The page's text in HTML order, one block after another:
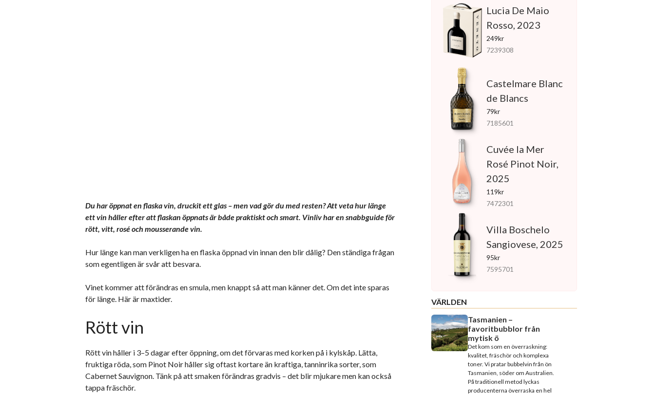
Du har öppnat en flaska vin, druckit ett glas – men vad gör du med resten? Att veta hur länge
ett vin håller efter att flaskan öppnats är både praktiskt och smart. Vinliv har en snabbguide för
rött, vitt, rosé och mousserande vin.
Hur länge kan man verkligen ha en flaska öppnad vin innan den blir dålig? Den ständiga frågan
som egentligen är svår att besvara.
Vinet kommer att förändras en smula, men knappt så att man känner det. Om det inte sparas
för länge. Här är maxtider.
Rött vin
Rött vin håller i 3–5 dagar efter öppning, om det förvaras med korken på i kylskåp. Lätta,
fruktiga röda, som Pinot Noir håller sig oftast kortare än kraftiga, tanninrika sorter, som
Cabernet Sauvignon. Tänk på att smaken förändras gradvis – det blir mjukare men kan också
tappa fräschör.
Lucia De Maio
Rosso, 2023
249kr
7239308
Castelmare Blanc
de Blancs
79kr
7185601
Cuvée la Mer
Rosé Pinot Noir,
2025
119kr
7472301
Villa Boschelo
Sangiovese, 2025
95kr
7595701
VÄRLDEN
Tasmanien –
favoritbubblor från
mytisk ö
Det kom som en överraskning:
kvalitet, fräschör och komplexa
toner. Vi pratar bubbelvin från ön
Tasmanien, söder om Australien.
På traditionell metod lyckas
producenterna överraska en hel